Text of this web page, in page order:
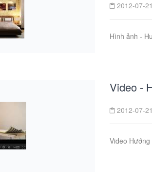
2012-07-
Hình ảnh -
Video -
2012-07-
Video